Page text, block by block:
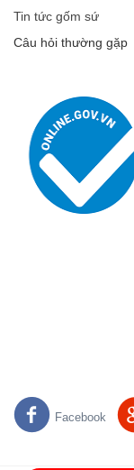
Tin tức gốm sứ
Câu hỏi thường gặp
Facebook